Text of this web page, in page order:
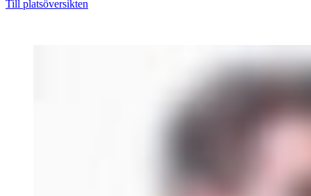
Till platsöversikten